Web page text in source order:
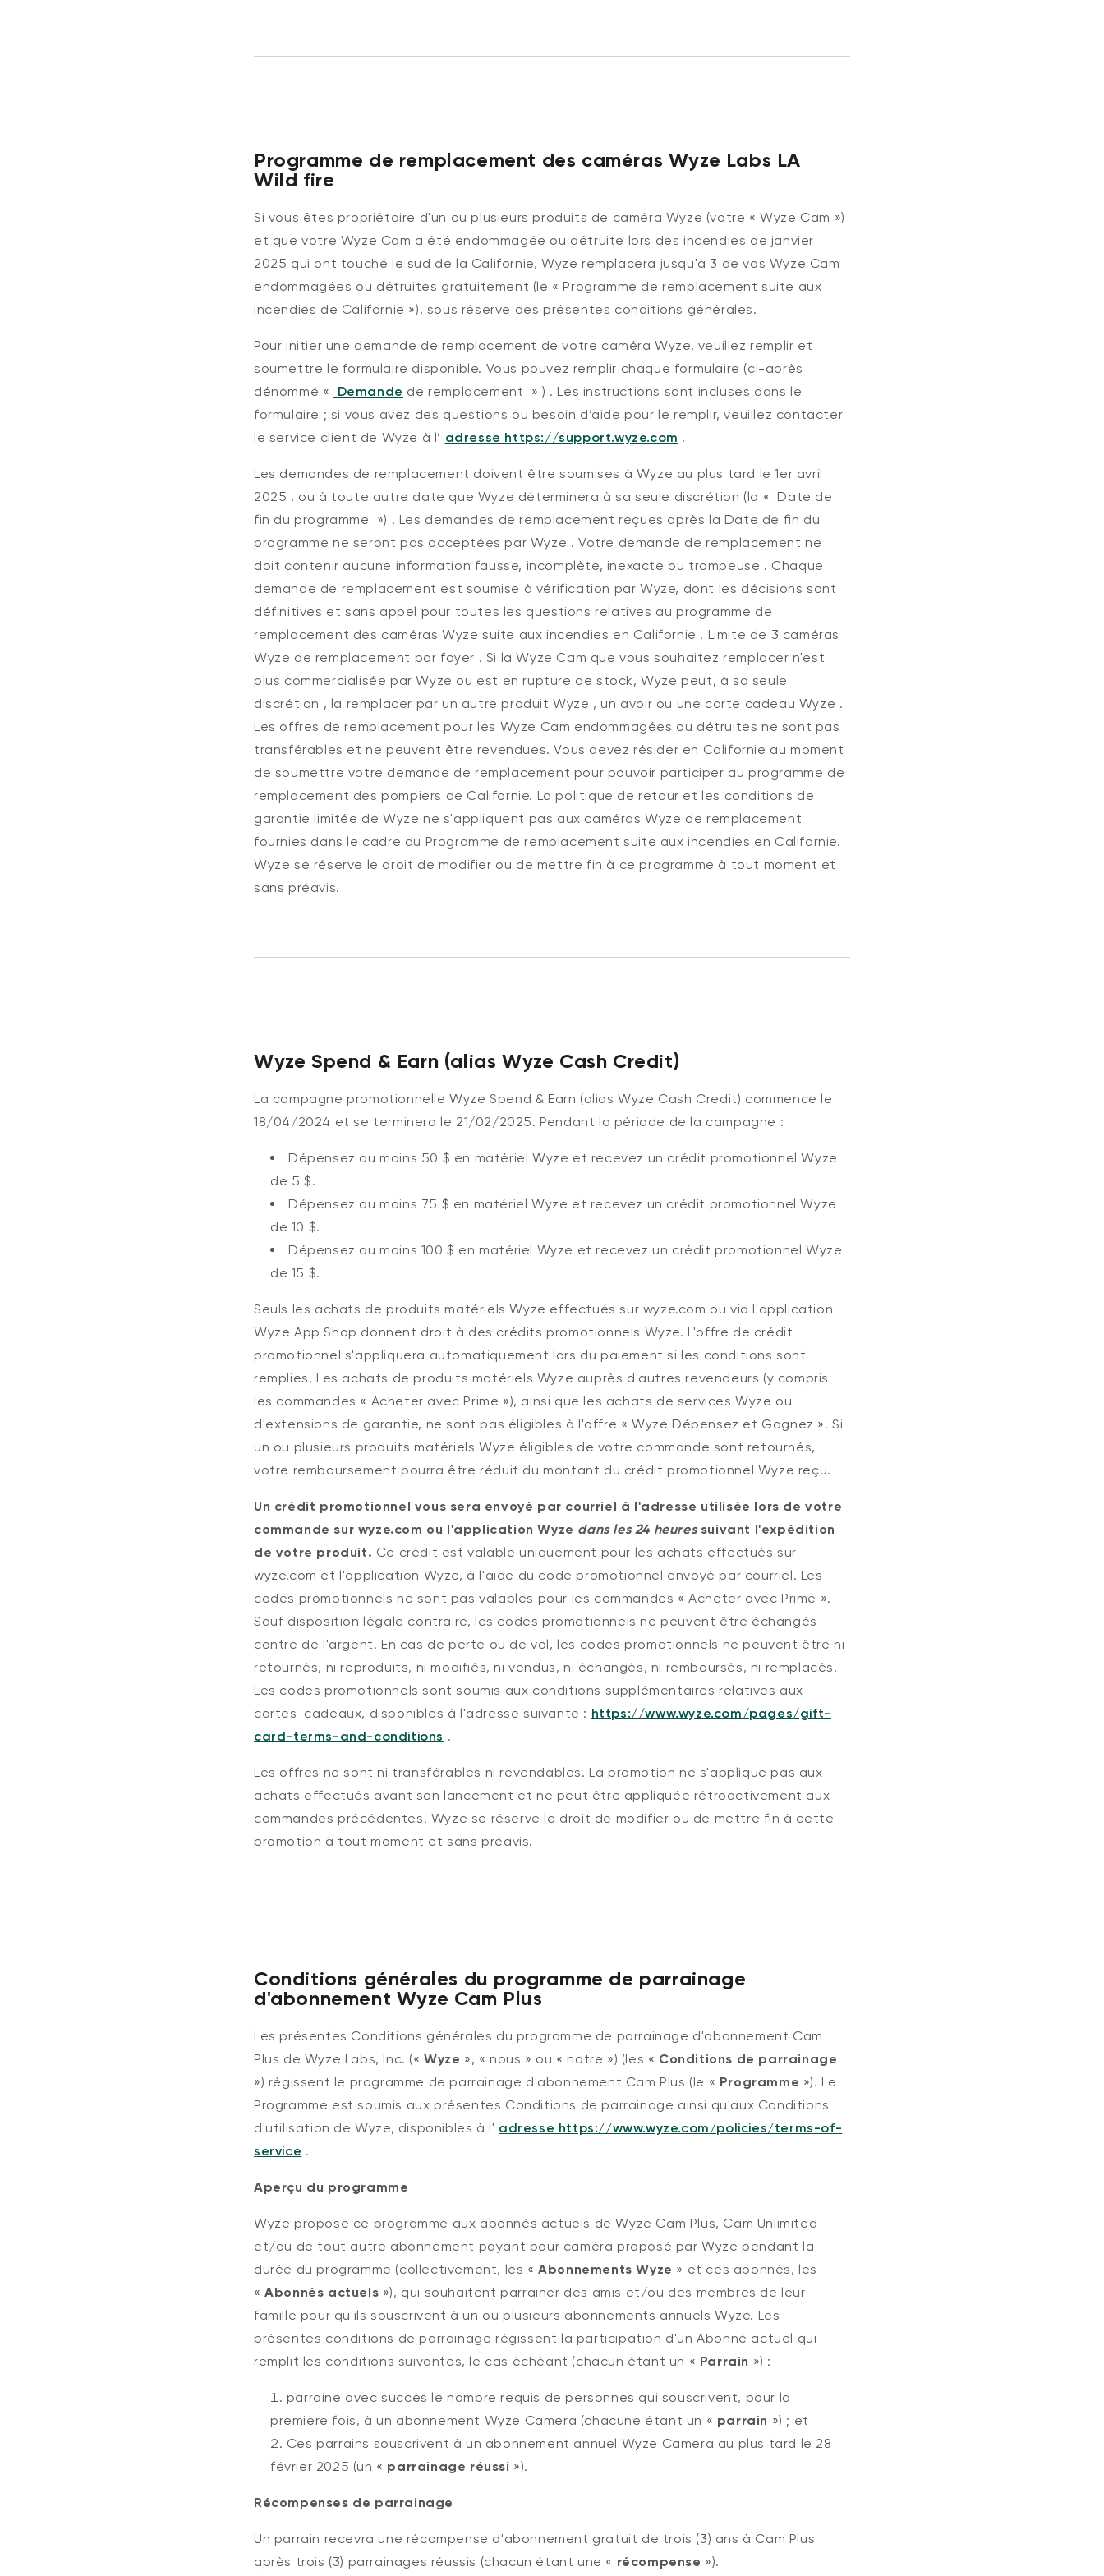
Programme de remplacement des caméras Wyze Labs LA
Wild fire
Si vous êtes propriétaire d'un ou plusieurs produits de caméra Wyze (votre « Wyze Cam »)
et que votre Wyze Cam a été endommagée ou détruite lors des incendies de janvier
2025 qui ont touché le sud de la Californie, Wyze remplacera jusqu'à 3 de vos Wyze Cam
endommagées ou détruites gratuitement (le « Programme de remplacement suite aux
incendies de Californie »), sous réserve des présentes conditions générales.
Pour initier une demande de remplacement de votre caméra Wyze, veuillez remplir et
soumettre le formulaire disponible. Vous pouvez remplir chaque formulaire (ci-après
dénommé «
Demande de remplacement » ) . Les instructions sont incluses dans le
formulaire ; si vous avez des questions ou besoin d’aide pour le remplir, veuillez contacter
le service client de Wyze à l’ adresse https://support.wyze.com .
Les demandes de remplacement doivent être soumises à Wyze au plus tard le 1er avril
2025 , ou à toute autre date que Wyze déterminera à sa seule discrétion (la « Date de
fin du programme
») . Les demandes de remplacement reçues après la Date de fin du
programme ne seront pas acceptées par Wyze . Votre demande de remplacement ne
doit contenir aucune information fausse, incomplète, inexacte ou trompeuse . Chaque
demande de remplacement est soumise à vérification par Wyze, dont les décisions sont
définitives et sans appel pour toutes les questions relatives au programme de
remplacement des caméras Wyze suite aux incendies en Californie . Limite de 3 caméras
Wyze de remplacement par foyer . Si la Wyze Cam que vous souhaitez remplacer n'est
plus commercialisée par Wyze ou est en rupture de stock, Wyze peut, à sa seule
discrétion , la remplacer par un autre produit Wyze , un avoir ou une carte cadeau Wyze .
Les offres de remplacement pour les Wyze Cam endommagées ou détruites ne sont pas
transférables et ne peuvent être revendues. Vous devez résider en Californie au moment
de soumettre votre demande de remplacement pour pouvoir participer au programme de
remplacement des pompiers de Californie. La politique de retour et les conditions de
garantie limitée de Wyze ne s'appliquent pas aux caméras Wyze de remplacement
fournies dans le cadre du Programme de remplacement suite aux incendies en Californie.
Wyze se réserve le droit de modifier ou de mettre fin à ce programme à tout moment et
sans préavis.
Wyze Spend & Earn (alias Wyze Cash Credit)
La campagne promotionnelle Wyze Spend & Earn (alias Wyze Cash Credit) commence le
18/04/2024 et se terminera le 21/02/2025. Pendant la période de la campagne :
Dépensez au moins 50 $ en matériel Wyze et recevez un crédit promotionnel Wyze
de 5 $.
Dépensez au moins 75 $ en matériel Wyze et recevez un crédit promotionnel Wyze
de 10 $.
Dépensez au moins 100 $ en matériel Wyze et recevez un crédit promotionnel Wyze
de 15 $.
Seuls les achats de produits matériels Wyze effectués sur wyze.com ou via l'application
Wyze App Shop donnent droit à des crédits promotionnels Wyze. L'offre de crédit
promotionnel s'appliquera automatiquement lors du paiement si les conditions sont
remplies. Les achats de produits matériels Wyze auprès d'autres revendeurs (y compris
les commandes « Acheter avec Prime »), ainsi que les achats de services Wyze ou
d'extensions de garantie, ne sont pas éligibles à l'offre « Wyze Dépensez et Gagnez ». Si
un ou plusieurs produits matériels Wyze éligibles de votre commande sont retournés,
votre remboursement pourra être réduit du montant du crédit promotionnel Wyze reçu.
Un crédit promotionnel vous sera envoyé par courriel à l'adresse utilisée lors de votre
commande sur wyze.com ou l'application Wyze dans les 24 heures suivant l'expédition
de votre produit. Ce crédit est valable uniquement pour les achats effectués sur
wyze.com et l'application Wyze, à l'aide du code promotionnel envoyé par courriel. Les
codes promotionnels ne sont pas valables pour les commandes « Acheter avec Prime ».
Sauf disposition légale contraire, les codes promotionnels ne peuvent être échangés
contre de l'argent. En cas de perte ou de vol, les codes promotionnels ne peuvent être ni
retournés, ni reproduits, ni modifiés, ni vendus, ni échangés, ni remboursés, ni remplacés.
Les codes promotionnels sont soumis aux conditions supplémentaires relatives aux
cartes-cadeaux, disponibles à l'adresse suivante : https://www.wyze.com/pages/gift-
card-terms-and-conditions .
Les offres ne sont ni transférables ni revendables. La promotion ne s'applique pas aux
achats effectués avant son lancement et ne peut être appliquée rétroactivement aux
commandes précédentes. Wyze se réserve le droit de modifier ou de mettre fin à cette
promotion à tout moment et sans préavis.
Conditions générales du programme de parrainage
d'abonnement Wyze Cam Plus
Les présentes Conditions générales du programme de parrainage d'abonnement Cam
Plus de Wyze Labs, Inc. («Wyze », « nous » ou « notre ») (les « Conditions de parrainage
») régissent le programme de parrainage d'abonnement Cam Plus (le « Programme »). Le
Programme est soumis aux présentes Conditions de parrainage ainsi qu'aux Conditions
d'utilisation de Wyze, disponibles à l' adresse https://www.wyze.com/policies/terms-of-
service .
Aperçu du programme
Wyze propose ce programme aux abonnés actuels de Wyze Cam Plus, Cam Unlimited
et/ou de tout autre abonnement payant pour caméra proposé par Wyze pendant la
durée du programme (collectivement, les « Abonnements Wyze » et ces abonnés, les
« Abonnés actuels »), qui souhaitent parrainer des amis et/ou des membres de leur
famille pour qu'ils souscrivent à un ou plusieurs abonnements annuels Wyze. Les
présentes conditions de parrainage régissent la participation d'un Abonné actuel qui
remplit les conditions suivantes, le cas échéant (chacun étant un « Parrain ») :
parraine avec succès le nombre requis de personnes qui souscrivent, pour la
première fois, à un abonnement Wyze Camera (chacune étant un « parrain ») ; et
Ces parrains souscrivent à un abonnement annuel Wyze Camera au plus tard le 28
février 2025 (un « parrainage réussi »).
Récompenses de parrainage
Un parrain recevra une récompense d'abonnement gratuit de trois (3) ans à Cam Plus
après trois (3) parrainages réussis (chacun étant une « récompense »).
Wyze Cam v4
Add to cart
carte microSD 32
Go
Blanc